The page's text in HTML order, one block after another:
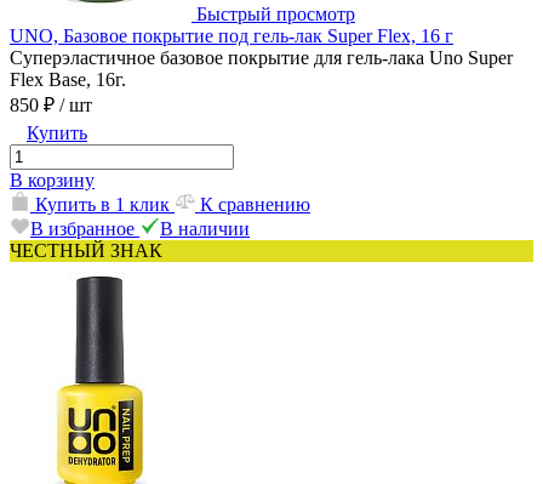
Быстрый просмотр
UNO, Базовое покрытие под гель-лак Super Flex, 16 г
Суперэластичное базовое покрытие для гель-лака Uno Super
Flex Base, 16г.
850 ₽ / шт
Купить
В корзину
Купить в 1 клик
К сравнению
В избранное
В наличии
ЧЕСТНЫЙ ЗНАК